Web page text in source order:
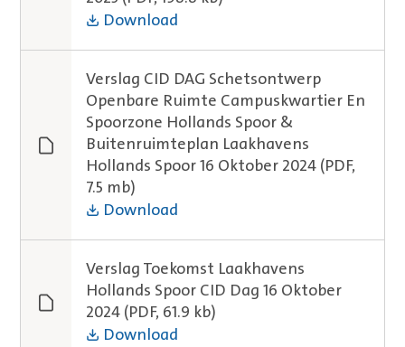
Download
Verslag CID DAG Schetsontwerp
Openbare Ruimte Campuskwartier En
Spoorzone Hollands Spoor &
Buitenruimteplan Laakhavens
Hollands Spoor 16 Oktober 2024 (PDF,
7.5 mb)
Download
Verslag Toekomst Laakhavens
Hollands Spoor CID Dag 16 Oktober
2024 (PDF, 61.9 kb)
Download